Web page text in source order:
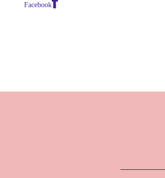
Facebook